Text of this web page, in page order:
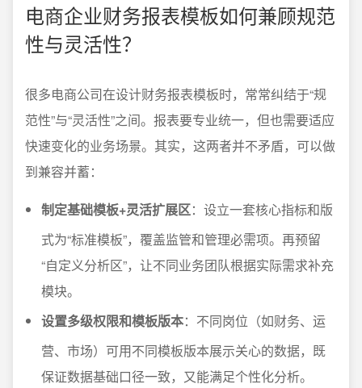
电商企业财务报表模板如何兼顾规范
性与灵活性？
很多电商公司在设计财务报表模板时，常常纠结于“规
范性”与“灵活性”之间。报表要专业统一，但也需要适应
快速变化的业务场景。其实，这两者并不矛盾，可以做
到兼容并蓄：
制定基础模板+灵活扩展区：设立一套核心指标和版
式为“标准模板”，覆盖监管和管理必需项。再预留
“自定义分析区”，让不同业务团队根据实际需求补充
模块。
设置多级权限和模板版本：不同岗位（如财务、运
营、市场）可用不同模板版本展示关心的数据，既
保证数据基础口径一致，又能满足个性化分析。